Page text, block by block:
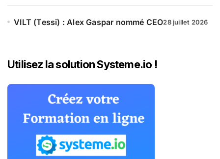
VILT (Tessi) : Alex Gaspar nommé CEO28 juillet 2026
Utilisez la solution Systeme.io !